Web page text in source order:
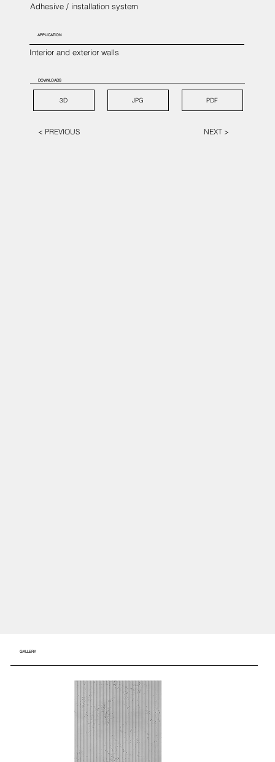
Adhesive / installation system
Interior and exterior walls
APPLICATION
DOWNLOADS
3D JPG PDF
< PREVIOUS NEXT >
GALLERY